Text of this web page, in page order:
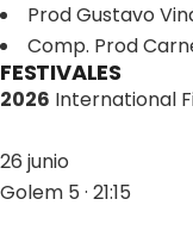
ProdGustavo
Comp. Prod
FESTIVALES
2026 International
26 junio
Golem 5 · 21:15